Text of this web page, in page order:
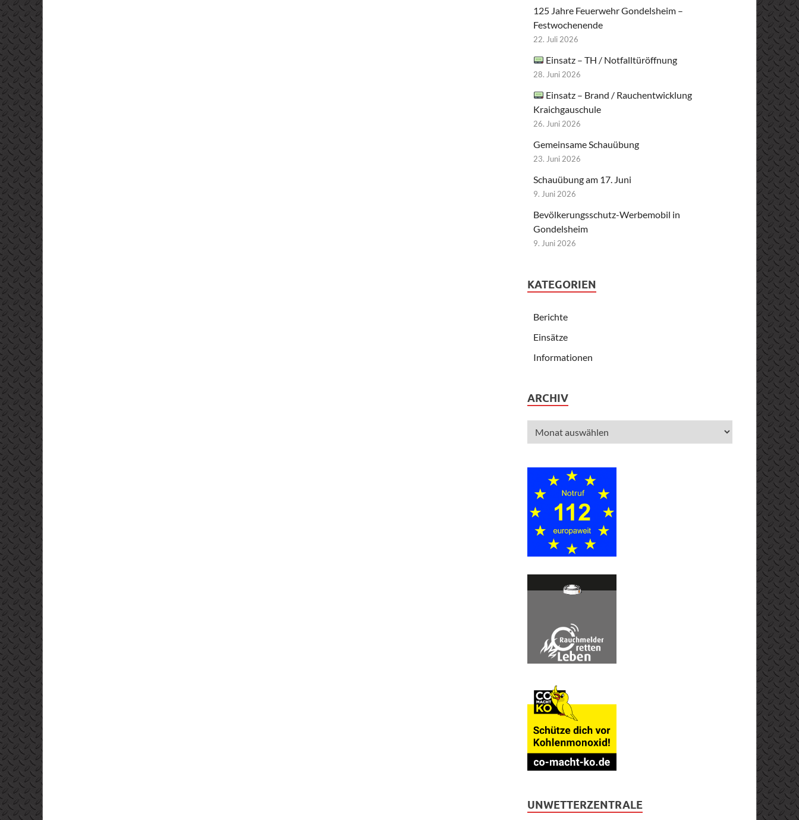
125 Jahre Feuerwehr Gondelsheim –
Festwochenende
22. Juli 2026
Einsatz – TH / Notfalltüröffnung
28. Juni 2026
Einsatz – Brand / Rauchentwicklung
Kraichgauschule
26. Juni 2026
Gemeinsame Schauübung
23. Juni 2026
Schauübung am 17. Juni
9. Juni 2026
Bevölkerungsschutz-Werbemobil in
Gondelsheim
9. Juni 2026
KATEGORIEN
Berichte
Einsätze
Informationen
ARCHIV
UNWETTERZENTRALE